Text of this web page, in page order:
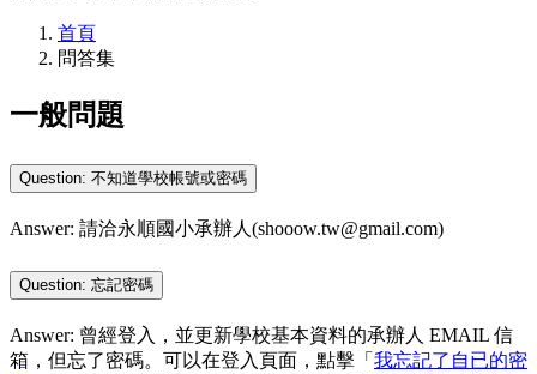
首頁
問答集
一般問題
Question: 不知道學校帳號或密碼
Answer: 請洽永順國小承辦人(shooow.tw@gmail.com)
Question: 忘記密碼
Answer: 曾經登入，並更新學校基本資料的承辦人 EMAIL 信
箱，但忘了密碼。可以在登入頁面，點擊「 我忘記了自已的密